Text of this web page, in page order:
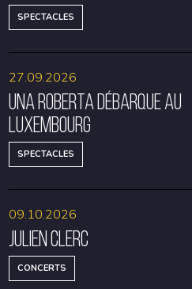
SPECTACLES
Una Roberta débarque au
Luxembourg
SPECTACLES
27.09.2026
Julien Clerc
CONCERTS
09.10.2026